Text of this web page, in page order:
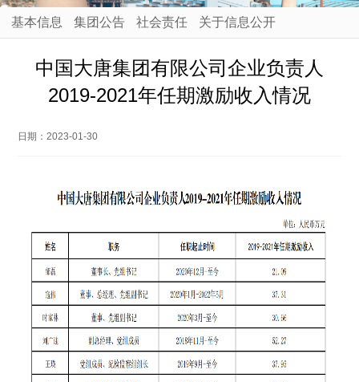
基本信息 集团公告 社会责任 关于信息公开
中国大唐集团有限公司企业负责人
2019-2021年任期激励收入情况
日期：2023-01-30